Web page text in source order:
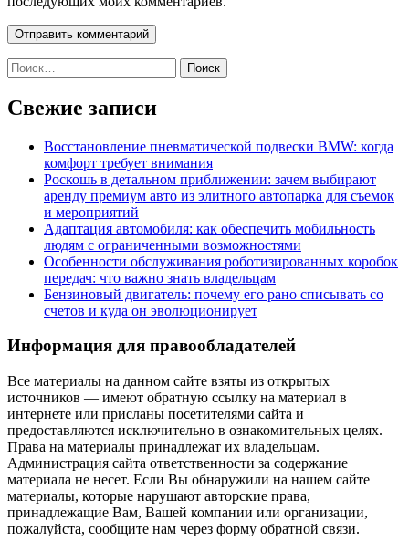
Найти:
Свежие записи
Восстановление пневматической подвески BMW: когда
комфорт требует внимания
Роскошь в детальном приближении: зачем выбирают
аренду премиум авто из элитного автопарка для съемок
и мероприятий
Адаптация автомобиля: как обеспечить мобильность
людям с ограниченными возможностями
Особенности обслуживания роботизированных коробок
передач: что важно знать владельцам
Бензиновый двигатель: почему его рано списывать со
счетов и куда он эволюционирует
Информация для правообладателей
Все материалы на данном сайте взяты из открытых
источников — имеют обратную ссылку на материал в
интернете или присланы посетителями сайта и
предоставляются исключительно в ознакомительных целях.
Права на материалы принадлежат их владельцам.
Администрация сайта ответственности за содержание
материала не несет. Если Вы обнаружили на нашем сайте
материалы, которые нарушают авторские права,
принадлежащие Вам, Вашей компании или организации,
пожалуйста, сообщите нам через форму обратной связи.